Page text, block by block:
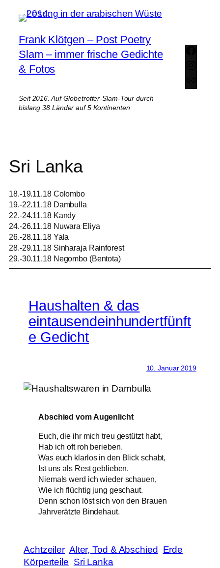
Inhalt
springen
Frank Klötgen – Post Poetry
Slam – immer frische Gedichte
& Fotos
Seit 2016. Auf Globetrotter-Slam-Tour durch
bislang 38 Länder auf 5 Kontinenten
Sri Lanka
18.-19.11.18 Colombo
19.-22.11.18 Dambulla
22.-24.11.18 Kandy
24.-26.11.18 Nuwara Eliya
26.-28.11.18 Yala
28.-29.11.18 Sinharaja Rainforest
29.-30.11.18 Negombo (Bentota)
Haushalten & das
eintausendeinhundertfünft
e Gedicht
10. Januar 2019
Abschied vom Augenlicht
Euch, die ihr mich treu gestützt habt,
Hab ich oft roh berieben.
Was euch klarlos in den Blick schabt,
Ist uns als Rest geblieben.
Niemals werd ich wieder schauen,
Wie ich flüchtig jung geschaut.
Denn schon löst sich von den Brauen
Jahrverätzte Bindehaut.
Achtzeiler Alter, Tod & Abschied
Erde
Körperteile Sri Lanka